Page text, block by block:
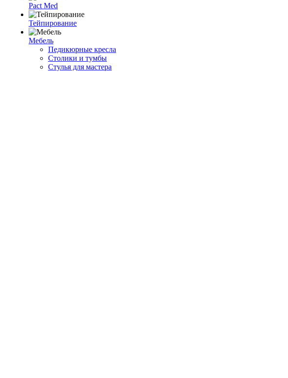
Pact Med
Тейпирование
Мебель
Педикюрные кресла
Столики и тумбы
Стулья для мастера